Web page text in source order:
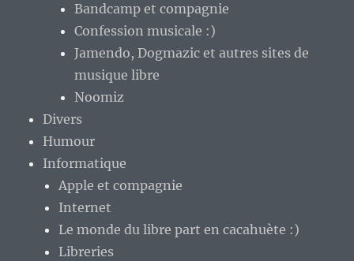
Bandcamp et compagnie
Confession musicale :)
Jamendo, Dogmazic et autres sites de
musique libre
Noomiz
Divers
Humour
Informatique
Apple et compagnie
Internet
Le monde du libre part en cacahuète :)
Libreries